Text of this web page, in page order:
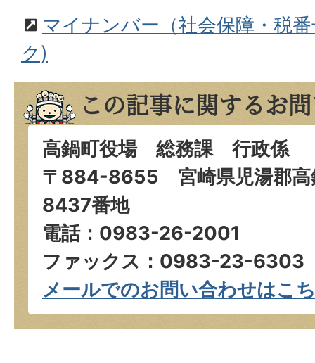
マイナンバー（社会保障・税
ク)
この記事に関するお
高鍋町役場 総務課 行政係
〒884-8655 宮崎県児湯郡高
8437番地
電話：0983-26-2001
ファックス：0983-23-6303
メールでのお問い合わせはこ